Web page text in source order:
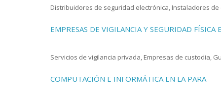
Distribuidores de seguridad electrónica, Instaladores
EMPRESAS DE VIGILANCIA Y SEGURIDAD FÍSICA
Servicios de vigilancia privada, Empresas de custodia,
COMPUTACIÓN E INFORMÁTICA EN LA PARA